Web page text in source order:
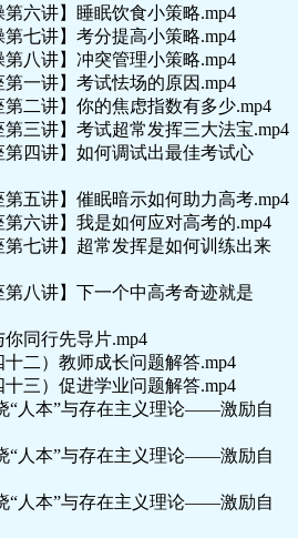
六讲】睡眠饮食小策略.mp4
七讲】考分提高小策略.mp4
八讲】冲突管理小策略.mp4
一讲】考试怯场的原因.mp4
二讲】你的焦虑指数有多少.mp4
第三讲】考试超常发挥三大法宝.mp4
第四讲】如何调试出最佳考试心
第五讲】催眠暗示如何助力高考.mp4
六讲】我是如何应对高考的.mp4
第七讲】超常发挥是如何训练出来
第八讲】下一个中高考奇迹就是
同行先导片.mp4
二）教师成长问题解答.mp4
三）促进学业问题解答.mp4
“人本”与存在主义理论——激励自
“人本”与存在主义理论——激励自
“人本”与存在主义理论——激励自